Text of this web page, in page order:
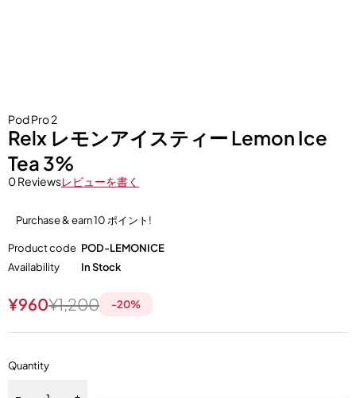
Pod Pro 2
Relx レモンアイスティー Lemon Ice
Tea 3%
0 Reviewsレビューを書く
Purchase & earn 10 ポイント!
Product code POD-LEMONICE
Availability
In Stock
¥1,200
¥960 -20%
Quantity